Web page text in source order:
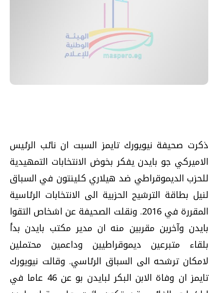
ذكرت صحيفة نيويورك تايمز السبت ان نائب الرئيس
الاميركي جو بايدن يفكر بخوض الانتخابات التمهيدية
للحزب الديموقراطي ضد هيلاري كلينتون في السباق
لنيل بطاقة الترشيح الحزبية الى الانتخابات الرئاسية
المقررة في 2016. ونقلت الصحيفة عن اشخاص التقوا
بايدن وآخرين مقربين منه ان مدير مكتب بايدن بدأ
بلقاء متبرعين ديموقراطيين وداعمين محتملين
لامكان ترشحه الى السباق الرئاسي. وقالت نيويورك
تايمز ان وفاة الابن البكر لبايدن بو عن 46 عاما في